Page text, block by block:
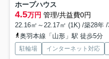
ホープハウス
4.5万円 管理/共益費0円
22.16㎡～22.17㎡ (1K) /築28年 /
奥羽本線「山形」駅 徒歩5分
駐輪場 インターネット対応